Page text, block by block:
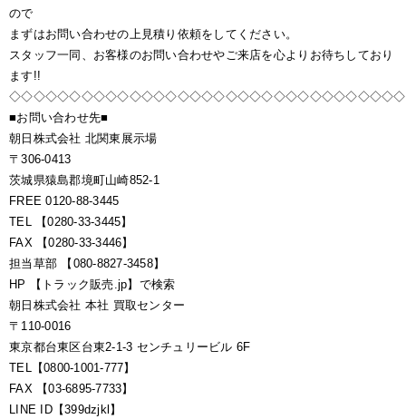
ので
まずはお問い合わせの上見積り依頼をしてください。
スタッフ一同、お客様のお問い合わせやご来店を心よりお待ちしており
ます!!
■お問い合わせ先■
朝日株式会社 北関東展示場
〒306-0413
茨城県猿島郡境町山崎852-1
FREE 0120-88-3445
TEL 【0280-33-3445】
FAX 【0280-33-3446】
担当草部 【080-8827-3458】
HP 【トラック販売.jp】で検索
朝日株式会社 本社 買取センター
〒110-0016
東京都台東区台東2-1-3 センチュリービル 6F
TEL【0800-1001-777】
FAX 【03-6895-7733】
LINE ID【399dzjkl】